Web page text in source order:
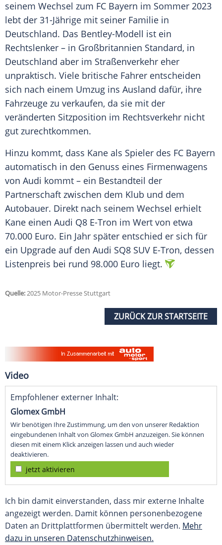
seinem Wechsel zum FC Bayern im Sommer 2023
lebt der 31-Jährige mit seiner Familie in
Deutschland. Das Bentley-Modell ist ein
Rechtslenker – in Großbritannien Standard, in
Deutschland aber im Straßenverkehr eher
unpraktisch. Viele britische Fahrer entscheiden
sich nach einem Umzug ins Ausland dafür, ihre
Fahrzeuge zu verkaufen, da sie mit der
veränderten Sitzposition im Rechtsverkehr nicht
gut zurechtkommen.
Hinzu kommt, dass Kane als Spieler des FC Bayern
automatisch in den Genuss eines Firmenwagens
von Audi kommt – ein Bestandteil der
Partnerschaft zwischen dem Klub und dem
Autobauer. Direkt nach seinem Wechsel erhielt
Kane einen Audi Q8 E-Tron im Wert von etwa
70.000 Euro. Ein Jahr später entschied er sich für
ein Upgrade auf den Audi SQ8 SUV E-Tron, dessen
Listenpreis bei rund 98.000 Euro liegt.
Quelle:2025 Motor-Presse Stuttgart
ZURÜCK ZUR STARTSEITE
Video
Empfohlener externer Inhalt:
Glomex GmbH
Wir benötigen Ihre Zustimmung, um den von unserer Redaktion
eingebundenen Inhalt von Glomex GmbH anzuzeigen. Sie können
diesen mit einem Klick anzeigen lassen und auch wieder
deaktivieren.
jetzt aktivieren
Ich bin damit einverstanden, dass mir externe Inhalte
angezeigt werden. Damit können personenbezogene
Daten an Drittplattformen übermittelt werden. Mehr
dazu in unseren Datenschutzhinweisen.